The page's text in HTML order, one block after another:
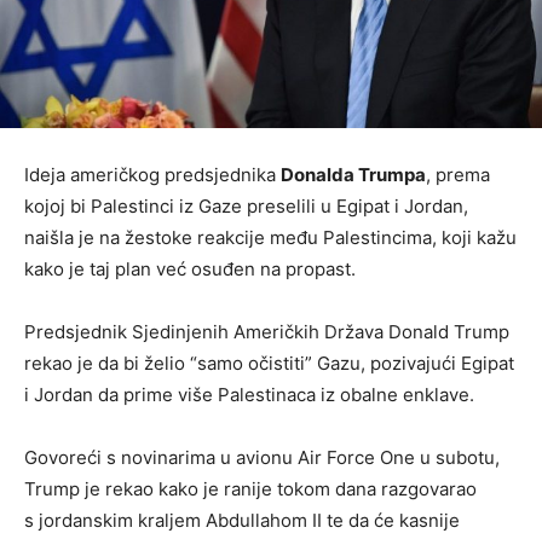
Ideja američkog predsjednika Donalda Trumpa, prema
kojoj bi Palestinci iz Gaze preselili u Egipat i Jordan,
naišla je na žestoke reakcije među Palestincima, koji kažu
kako je taj plan već osuđen na propast.
Predsjednik Sjedinjenih Američkih Država Donald Trump
rekao je da bi želio “samo očistiti” Gazu, pozivajući Egipat
i Jordan da prime više Palestinaca iz obalne enklave.
Govoreći s novinarima u avionu Air Force One u subotu,
Trump je rekao kako je ranije tokom dana razgovarao
s jordanskim kraljem Abdullahom II te da će kasnije